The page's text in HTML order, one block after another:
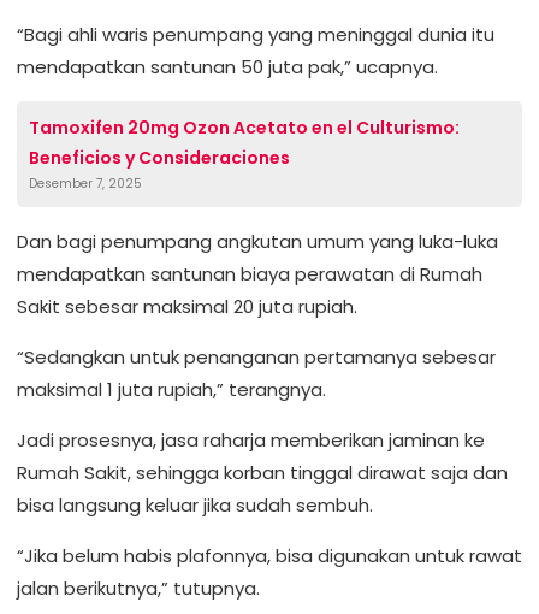
“Bagi ahli waris penumpang yang meninggal dunia itu
mendapatkan santunan 50 juta pak,” ucapnya.
Tamoxifen 20mg Ozon Acetato en el Culturismo:
Beneficios y Consideraciones
Desember 7, 2025
Dan bagi penumpang angkutan umum yang luka-luka
mendapatkan santunan biaya perawatan di Rumah
Sakit sebesar maksimal 20 juta rupiah.
“Sedangkan untuk penanganan pertamanya sebesar
maksimal 1 juta rupiah,” terangnya.
Jadi prosesnya, jasa raharja memberikan jaminan ke
Rumah Sakit, sehingga korban tinggal dirawat saja dan
bisa langsung keluar jika sudah sembuh.
“Jika belum habis plafonnya, bisa digunakan untuk rawat
jalan berikutnya,” tutupnya.